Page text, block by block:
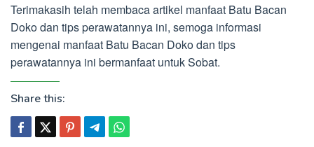
Terimakasih telah membaca artikel manfaat Batu Bacan
Doko dan tips perawatannya ini, semoga informasi
mengenai manfaat Batu Bacan Doko dan tips
perawatannya ini bermanfaat untuk Sobat.
Share this: